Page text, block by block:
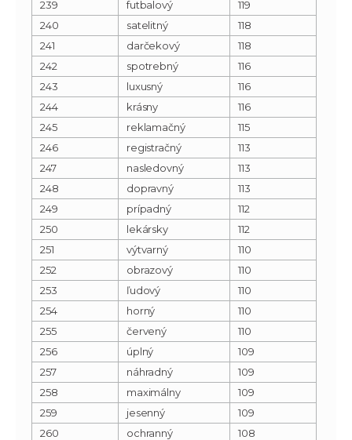
239
futbalový
119
240
satelitný
118
241
darčekový
118
242
spotrebný
116
243
luxusný
116
244
krásny
116
245
reklamačný
115
246
registračný
113
247
nasledovný
113
248
dopravný
113
249
prípadný
112
250
lekársky
112
251
výtvarný
110
252
obrazový
110
253
ľudový
110
254
horný
110
255
červený
110
256
úplný
109
257
náhradný
109
258
maximálny
109
259
jesenný
109
260
ochranný
108